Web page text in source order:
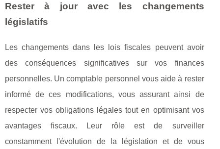
Rester à jour avec les changements
législatifs
Les changements dans les lois fiscales peuvent avoir
des conséquences significatives sur vos finances
personnelles. Un comptable personnel vous aide à rester
informé de ces modifications, vous assurant ainsi de
respecter vos obligations légales tout en optimisant vos
avantages fiscaux. Leur rôle est de surveiller
constamment l'évolution de la législation et de vous